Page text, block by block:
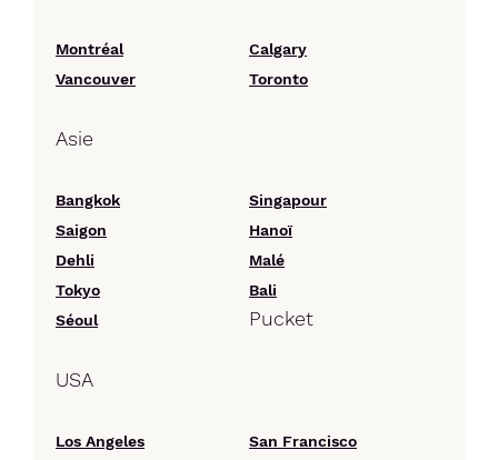
Montréal
Calgary
Vancouver
Toronto
Asie
Bangkok
Singapour
Saigon
Hanoï
Dehli
Malé
Tokyo
Bali
Séoul
Pucket
USA
Los Angeles
San Francisco